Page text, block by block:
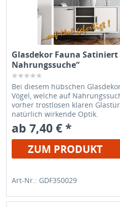
Glasdekor Fauna Satiniert
Nahrungssuche“
Bei diesem hübschen
Vögel, welche auf
vorher trostlosen klaren
natürlich wirkende Optik.
ab 7,40 € *
ZUM PRODUKT
Art-Nr.: GDF350029